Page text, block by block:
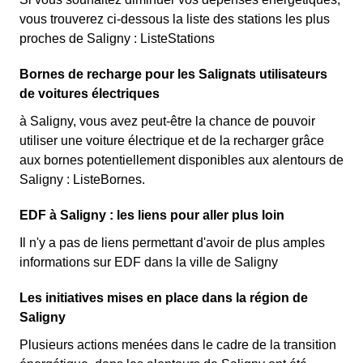
vous trouverez ci-dessous la liste des stations les plus
proches de Saligny : ListeStations
Bornes de recharge pour les Salignats utilisateurs
de voitures électriques
à Saligny, vous avez peut-être la chance de pouvoir
utiliser une voiture électrique et de la recharger grâce
aux bornes potentiellement disponibles aux alentours de
Saligny : ListeBornes.
EDF à Saligny : les liens pour aller plus loin
Il n'y a pas de liens permettant d'avoir de plus amples
informations sur EDF dans la ville de Saligny
Les initiatives mises en place dans la région de
Saligny
Plusieurs actions menées dans le cadre de la transition